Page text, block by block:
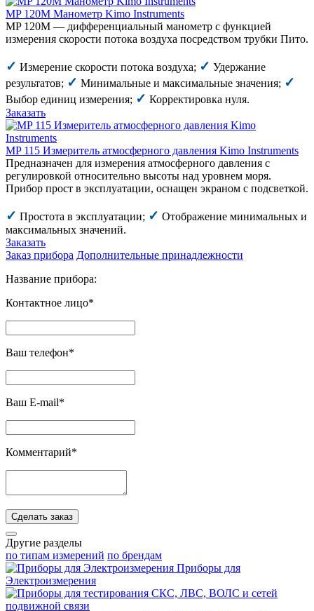
MP 120М Манометр Kimo Instruments
MP 120M — дифференциальный манометр с функцией
измерения скорости потока воздуха посредством трубки Пито.
✓ Измерение скорости потока воздуха; ✓ Удержание
результатов; ✓ Минимальные и максимальные значения; ✓
Выбор единиц измерения; ✓ Корректировка нуля.
Заказать
MP 115 Измеритель атмосферного давления Kimo Instruments
Предназначен для измерения атмосферного давления с
регулировкой относительно высоты над уровнем моря.
Прибор прост в эксплуатации, оснащен экраном с подсветкой.
✓ Простота в эксплуатации; ✓ Отображение минимальных и
максимальных значений.
Заказать
Заказ прибора Дополнительные принадлежности
Название прибора:
Контактное лицо*
Ваш телефон*
Ваш E-mail*
Комментарий*
Сделать заказ
Другие разделы
по типам измерений по брендам
Приборы для
Электроизмерения